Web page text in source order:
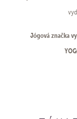
Jógová značka